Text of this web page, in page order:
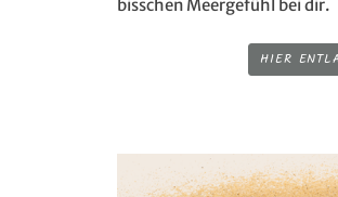
bisschen Meergefühl bei dir.
HIER